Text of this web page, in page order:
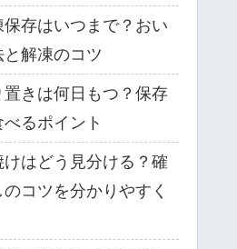
存はいつまで？おい
解凍のコツ
きは何日もつ？保存
るポイント
はどう見分ける？確
コツを分かりやすく